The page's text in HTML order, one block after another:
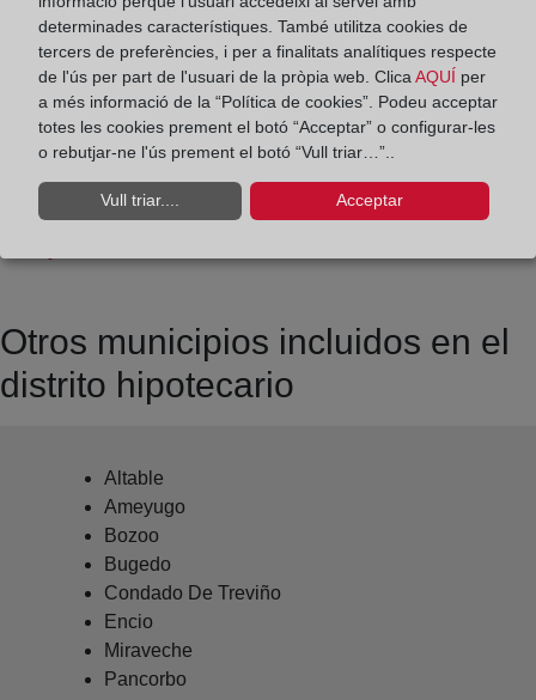
Datos de contacto:
(947) 33 21 90
mirandadeebro@registrodelapropiedad.org
Datos del Registrador:
Alba Erostarbe Fernández
Delegado de Protección de Datos:
Otros municipios incluidos en el
distrito hipotecario
Altable
Ameyugo
Bozoo
Bugedo
Condado De Treviño
Encio
Miraveche
Pancorbo
determinades característiques. També utilitza cookies de
tercers de preferències, i per a finalitats analítiques respecte
de l'ús per part de l'usuari de la pròpia web. Clica AQUÍ per
a més informació de la “Política de cookies”. Podeu acceptar
totes les cookies prement el botó “Acceptar” o configurar-les
o rebutjar-ne l'ús prement el botó “Vull triar…”..
Vull triar.... Acceptar